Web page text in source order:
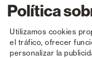
Política
Utilizamos cookies
el tráfico, ofrecer
personalizar la
Copyright © Saxun 2023 - 2026